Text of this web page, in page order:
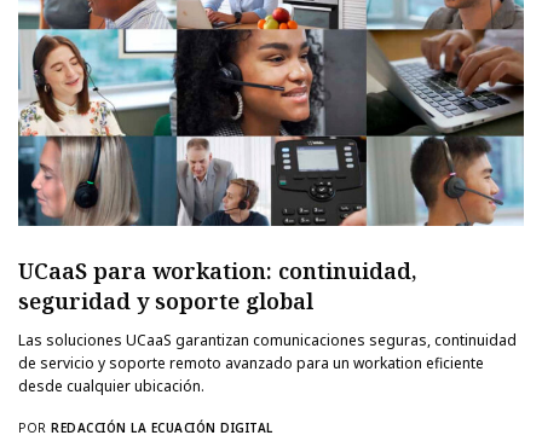
UCaaS para workation: continuidad,
seguridad y soporte global
Las soluciones UCaaS garantizan comunicaciones seguras, continuidad
de servicio y soporte remoto avanzado para un workation eficiente
desde cualquier ubicación.
POR REDACCIÓN LA ECUACIÓN DIGITAL